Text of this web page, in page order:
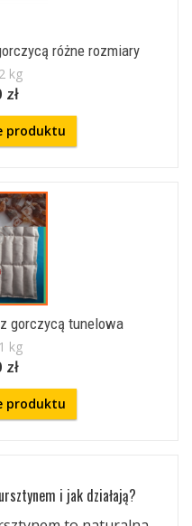
różne rozmiary
kg
produktu
gorczycą tunelowa
kg
produktu
i jak działają?